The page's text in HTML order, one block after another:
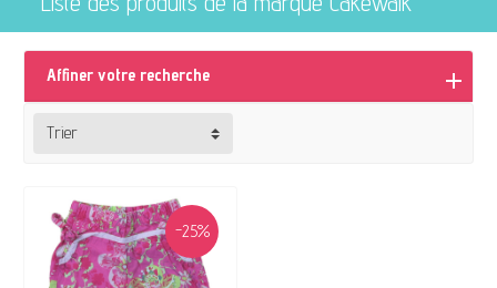
Affiner votre recherche
Trier
-25%